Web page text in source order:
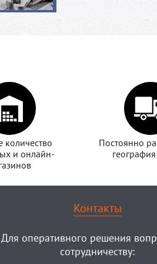
количество
и онлайн-
Постоянно
Контакты
Для оперативного решения
сотрудничеству: